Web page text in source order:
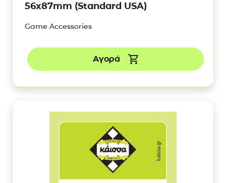
56x87mm (Standard USA)
Game Accessories
Αγορά